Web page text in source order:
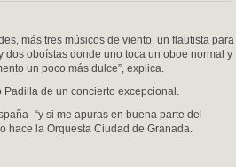
más tres músicos de viento, un flautista para
dos oboístas donde uno toca un oboe normal y
un poco más dulce”, explica.
de un concierto excepcional.
-“y si me apuras en buena parte del
hace la Orquesta Ciudad de Granada.